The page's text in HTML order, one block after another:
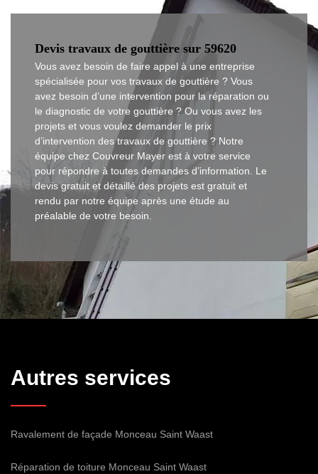
Devis travaux de gouttière sur 59620
Vous avez besoin de faire appel à une entreprise
spécialisée pour vos travaux de gouttière ? Vous
avez besoin d’une intervention pour la réparation ou
le diagnostic de votre gouttière ? Ou vous avez les
projets et vous voulez demander le prix
d’intervention des travaux de gouttière ? Notre
équipe chez Couvreur Mayer est à votre service
pour répondre à toutes demandes d’information. Le
devis gratuit et détaillé des projets est gratuit et
rendu par notre équipe après une étude au
préalable de votre besoin.
Autres services
Ravalement de façade Monceau Saint Waast
Réparation de toiture Monceau Saint Waast